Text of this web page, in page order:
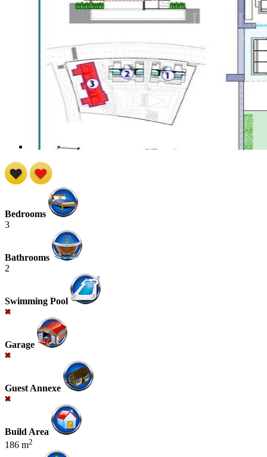
Bedrooms
3
Bathrooms
2
Swimming Pool
Garage
Guest Annexe
Build Area
186 m2